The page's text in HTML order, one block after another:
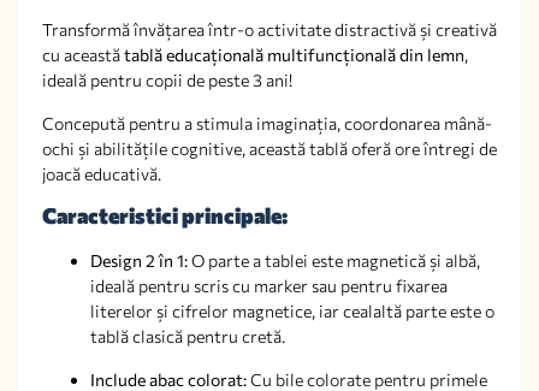
Transformă învățarea într-o activitate distractivă și creativă
cu aceastătablă educațională multifuncțională din lemn,
ideală pentru copii de peste 3 ani!
Concepută pentru a stimula imaginația, coordonarea mână-
ochi și abilitățile cognitive, această tablă oferă ore întregi de
joacă educativă.
Caracteristici principale:
Design 2 în 1:O parte a tablei este magnetică și albă,
ideală pentru scris cu marker sau pentru fixarea
literelor și cifrelor magnetice, iar cealaltă parte este o
tablă clasică pentru cretă.
Include abac colorat:Cu bile colorate pentru primele